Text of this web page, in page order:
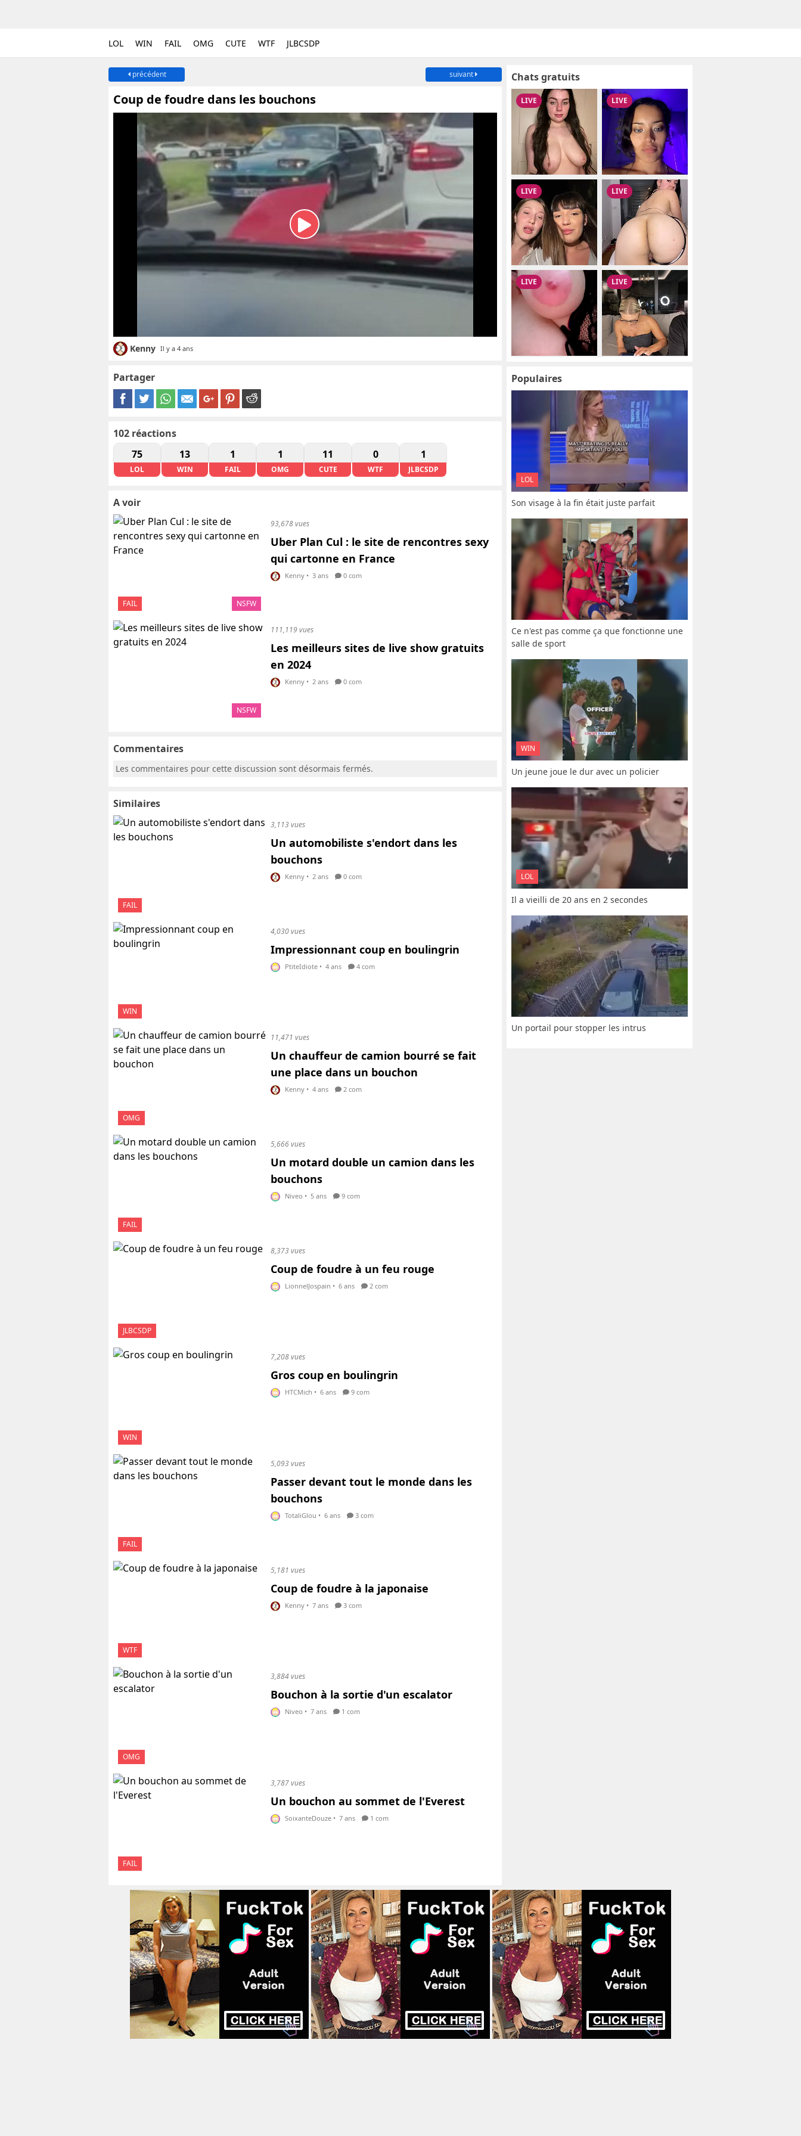
LOL WIN FAIL OMG CUTE WTF JLBCSDP
précédent suivant
Coup de foudre dans les bouchons
Kenny Il y a 4 ans
Partager
102 réactions
75
LOL
13
WIN
1
FAIL
1
OMG
11
CUTE
0
WTF
1
JLBCSDP
A voir
FAIL NSFW
93,678 vues
Uber Plan Cul : le site de rencontres sexy
qui cartonne en France
Kenny • 3 ans 0 com
NSFW
111,119 vues
Les meilleurs sites de live show gratuits
en 2024
Kenny • 2 ans 0 com
Commentaires
Les commentaires pour cette discussion sont désormais fermés.
Similaires
FAIL
3,113 vues
Un automobiliste s'endort dans les
bouchons
Kenny • 2 ans 0 com
WIN
4,030 vues
Impressionnant coup en boulingrin
PtiteIdiote • 4 ans 4 com
OMG
11,471 vues
Un chauffeur de camion bourré se fait
une place dans un bouchon
Kenny • 4 ans 2 com
FAIL
5,666 vues
Un motard double un camion dans les
bouchons
Niveo • 5 ans 9 com
JLBCSDP
8,373 vues
Coup de foudre à un feu rouge
LionnelJospain • 6 ans 2 com
WIN
7,208 vues
Gros coup en boulingrin
HTCMich • 6 ans 9 com
FAIL
5,093 vues
Passer devant tout le monde dans les
bouchons
TotaliGlou • 6 ans 3 com
WTF
5,181 vues
Coup de foudre à la japonaise
Kenny • 7 ans 3 com
OMG
3,884 vues
Bouchon à la sortie d'un escalator
Niveo • 7 ans 1 com
FAIL
3,787 vues
Un bouchon au sommet de l'Everest
SoixanteDouze • 7 ans 1 com
Chats gratuits
Populaires
LOL
Son visage à la fin était juste parfait
Ce n'est pas comme ça que fonctionne une
salle de sport
WIN
Un jeune joue le dur avec un policier
LOL
Il a vieilli de 20 ans en 2 secondes
Un portail pour stopper les intrus